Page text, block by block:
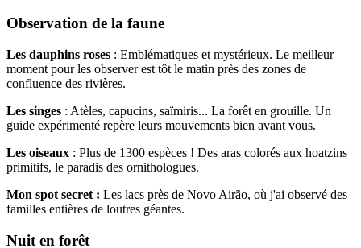
Observation de la faune
Les dauphins roses : Emblématiques et mystérieux. Le meilleur
moment pour les observer est tôt le matin près des zones de
confluence des rivières.
Les singes : Atèles, capucins, saïmiris... La forêt en grouille. Un
guide expérimenté repère leurs mouvements bien avant vous.
Les oiseaux : Plus de 1300 espèces ! Des aras colorés aux hoatzins
primitifs, le paradis des ornithologues.
Mon spot secret : Les lacs près de Novo Airão, où j'ai observé des
familles entières de loutres géantes.
Nuit en forêt